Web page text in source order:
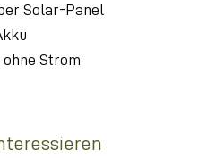
Solar-Panel
Strom